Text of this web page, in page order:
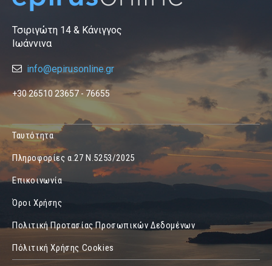
Τσιριγώτη 14 & Κάνιγγος
Ιωάννινα
info@epirusonline.gr
+30 26510 23657 - 76655
Ταυτότητα
Πληροφορίες α.27 Ν.5253/2025
Επικοινωνία
Όροι Χρήσης
Πολιτική Προτασίας Προσωπικών Δεδομένων
Πόλιτική Χρήσης Cookies